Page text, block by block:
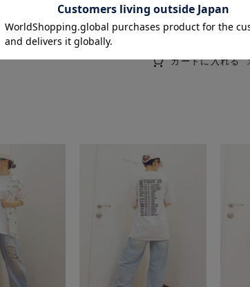
ンポイントロゴ刺しゅう キ
F ブラック杢
カートに入れる